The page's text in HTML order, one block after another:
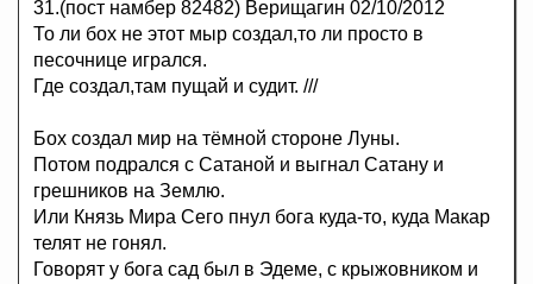
31.(пост намбер 82482) Верищагин 02/10/2012
То ли бох не этот мыр создал,то ли просто в
песочнице игрался.
Где создал,там пущай и судит. ///
Бох создал мир на тёмной стороне Луны.
Потом подрался с Сатаной и выгнал Сатану и
грешников на Землю.
Или Князь Мира Сего пнул бога куда-то, куда Макар
телят не гонял.
Говорят у бога сад был в Эдеме, с крыжовником и